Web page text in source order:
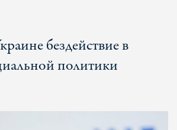
бездействие в
политики